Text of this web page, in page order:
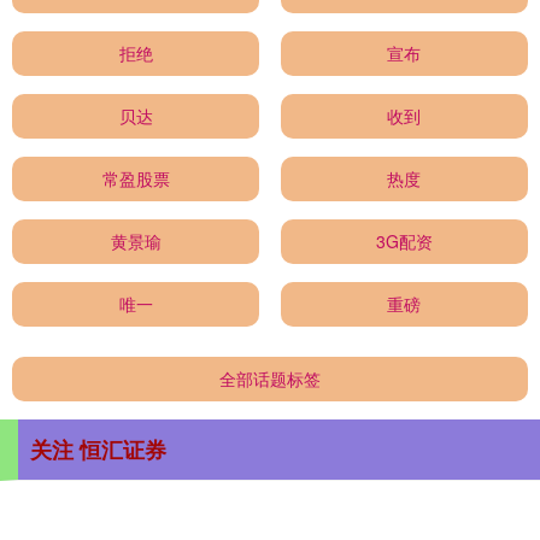
拒绝 宣布
贝达 收到
常盈股票 热度
黄景瑜 3G配资
唯一 重磅
全部话题标签
关注 恒汇证券